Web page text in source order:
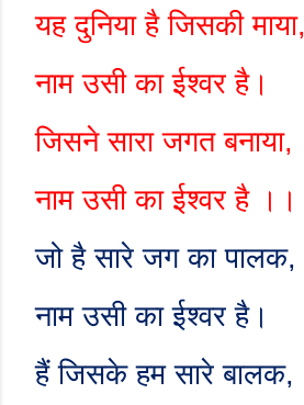
यह दुनिया है जिसकी माया,
नाम उसी का ईश्वर है।
जिसने सारा जगत बनाया,
नाम उसी का ईश्वर है ।।
जो है सारे जग का पालक,
नाम उसी का ईश्वर है।
हैं जिसके हम सारे बालक,